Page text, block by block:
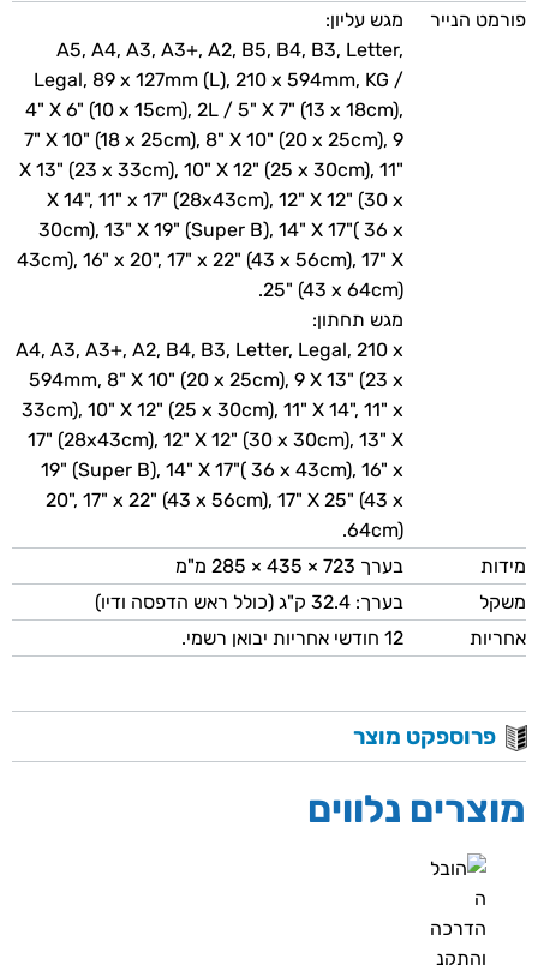
פורמט הנייר
מגש עליון:
A5, A4, A3, A3+, A2, B5, B4, B3, Letter,
Legal, 89 x 127mm (L), 210 x 594mm, KG /
4" X 6" (10 x 15cm), 2L / 5" X 7" (13 x 18cm),
7" X 10" (18 x 25cm), 8" X 10" (20 x 25cm), 9
X 13" (23 x 33cm), 10" X 12" (25 x 30cm), 11"
X 14", 11" x 17" (28x43cm), 12" X 12" (30 x
30cm), 13" X 19" (Super B), 14" X 17"( 36 x
43cm), 16" x 20", 17" x 22" (43 x 56cm), 17" X
25" (43 x 64cm).
מגש תחתון:
A4, A3, A3+, A2, B4, B3, Letter, Legal, 210 x
594mm, 8" X 10" (20 x 25cm), 9 X 13" (23 x
33cm), 10" X 12" (25 x 30cm), 11" X 14", 11" x
17" (28x43cm), 12" X 12" (30 x 30cm), 13" X
19" (Super B), 14" X 17"( 36 x 43cm), 16" x
20", 17" x 22" (43 x 56cm), 17" X 25" (43 x
64cm).
מידות
בערך 723 × 435 × 285 מ"מ
משקל
בערך: 32.4 ק"ג (כולל ראש הדפסה ודיו)
אחריות
12 חודשי אחריות יבואן רשמי.
פרוספקט מוצר
מוצרים נלווים